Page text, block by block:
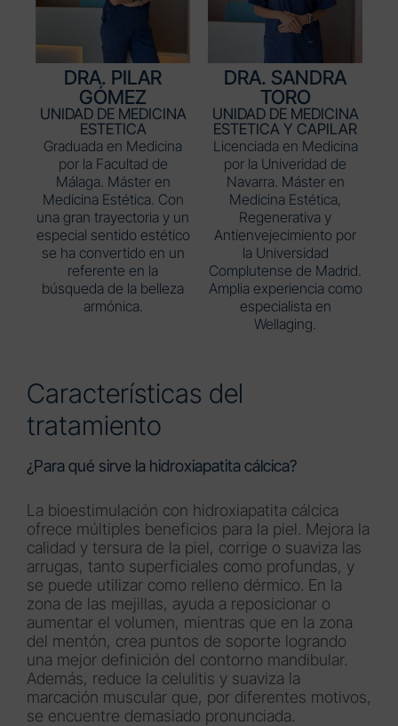
DRA. PILAR
GÓMEZ
UNIDAD DE MEDICINA
ESTETICA
Graduada en Medicina
por la Facultad de
Málaga. Máster en
Medicina Estética. Con
una gran trayectoria y un
especial sentido estético
se ha convertido en un
referente en la
búsqueda de la belleza
armónica.
DRA. SANDRA
TORO
UNIDAD DE MEDICINA
ESTETICA Y CAPILAR
Licenciada en Medicina
por la Univeridad de
Navarra. Máster en
Medicina Estética,
Regenerativa y
Antienvejecimiento por
la Universidad
Complutense de Madrid.
Amplia experiencia como
especialista en
Wellaging.
Características del
tratamiento
¿Para qué sirve la hidroxiapatita cálcica?
La bioestimulación con hidroxiapatita cálcica
ofrece múltiples beneficios para la piel. Mejora la
calidad y tersura de la piel, corrige o suaviza las
arrugas, tanto superficiales como profundas, y
se puede utilizar como relleno dérmico. En la
zona de las mejillas, ayuda a reposicionar o
aumentar el volumen, mientras que en la zona
del mentón, crea puntos de soporte logrando
una mejor definición del contorno mandibular.
Además, reduce la celulitis y suaviza la
marcación muscular que, por diferentes motivos,
se encuentre demasiado pronunciada.